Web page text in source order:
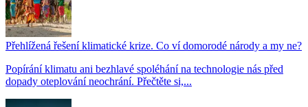
Přehlížená řešení klimatické krize. Co ví domorodé národy a my ne?
Popírání klimatu ani bezhlavé spoléhání na technologie nás před
dopady oteplování neochrání. Přečtěte si,...